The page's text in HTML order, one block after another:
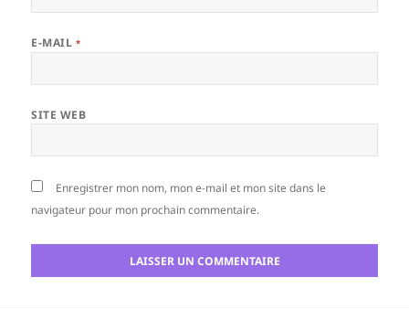
E-MAIL *
SITE WEB
Enregistrer mon nom, mon e-mail et mon site dans le
navigateur pour mon prochain commentaire.